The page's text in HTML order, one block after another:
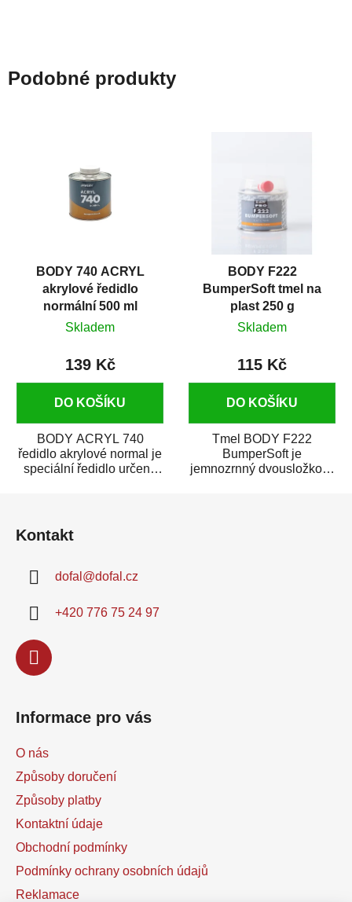
Podobné produkty
BODY 740 ACRYL
akrylové ředidlo
normální 500 ml
Skladem
139 Kč
DO KOŠÍKU
BODY ACRYL 740
ředidlo akrylové normal je
speciální ředidlo určené
BODY F222
BumperSoft tmel na
plast 250 g
Skladem
115 Kč
DO KOŠÍKU
Tmel BODY F222
BumperSoft je
jemnozrnný dvousložkový
Kontakt
dofal @dofal.cz
+420 776 75 24 97
Informace pro vás
O nás
Způsoby doručení
Způsoby platby
Kontaktní údaje
Obchodní podmínky
Podmínky ochrany osobních údajů
Reklamace